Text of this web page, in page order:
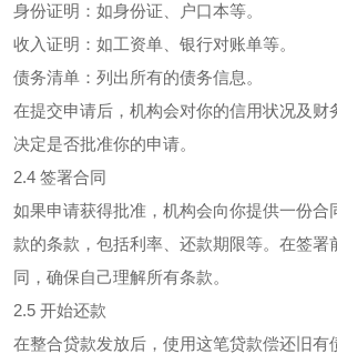
身份证明：如身份证、户口本等。
收入证明：如工资单、银行对账单等。
债务清单：列出所有的债务信息。
在提交申请后，机构会对你的信用状况及财
决定是否批准你的申请。
2.4 签署合同
如果申请获得批准，机构会向你提供一份合
款的条款，包括利率、还款期限等。在签署
同，确保自己理解所有条款。
2.5 开始还款
在整合贷款发放后，使用这笔贷款偿还旧有